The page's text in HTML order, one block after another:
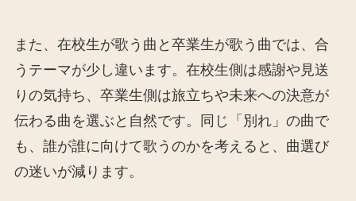
また、在校生が歌う曲と卒業生が歌う曲では、合
うテーマが少し違います。在校生側は感謝や見送
りの気持ち、卒業生側は旅立ちや未来への決意が
伝わる曲を選ぶと自然です。同じ「別れ」の曲で
も、誰が誰に向けて歌うのかを考えると、曲選び
の迷いが減ります。